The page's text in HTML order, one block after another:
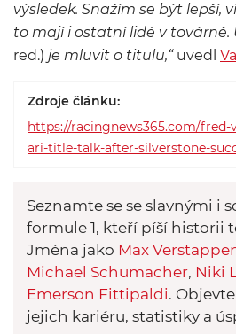
výsledek. Snažím se být lepší,
to mají i ostatní lidé v továrně.
red.) je mluvit o titulu,“uvedl
Zdroje článku:
https://racingnews365.com/fred-
ari-title-talk-after-silverstone-
Seznamte se se slavnými i
formule 1, kteří píší historii
Jména jako Max
Michael Schumacher, Niki
Emerson Fittipaldi.
jejich kariéru, statistiky a